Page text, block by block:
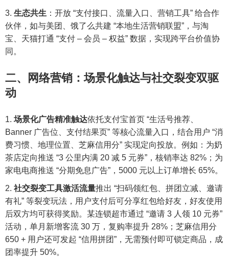
生态共生 ：开放 “支付接口、流量入口、营销工具” 给合作
伙伴，如与美团、饿了么共建 “本地生活营销联盟”，与淘
宝、天猫打通 “支付 – 会员 – 权益” 数据，实现跨平台价值协
同。
二、网络营销：场景化触达与社交裂变双驱
动
场景化广告精准触达依托支付宝首页 “生活号推荐、
Banner 广告位、支付结果页” 等核心流量入口，结合用户 “消
费习惯、地理位置、芝麻信用分” 实现定向投放。例如：为奶
茶店定向推送 “3 公里内满 20 减 5 元券”，核销率达 82%；为
家电电商推送 “分期免息广告”，5000 元以上订单增长 65%。
社交裂变工具激活流量推出 “扫码领红包、拼团立减、邀请
有礼” 等裂变玩法，用户支付后可分享红包给好友，好友使用
后双方均可获得奖励。某连锁超市通过 “邀请 3 人领 10 元券”
活动，单月新增客流 30 万，复购率提升 28%；芝麻信用分
650 + 用户还可发起 “信用拼团”，无需预付即可锁定商品，成
团率提升 50%。